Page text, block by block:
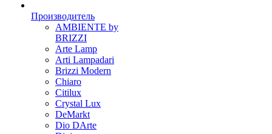
Производитель
AMBIENTE by
BRIZZI
Arte Lamp
Arti Lampadari
Brizzi Modern
Chiaro
Citilux
Crystal Lux
DeMarkt
Dio DArte